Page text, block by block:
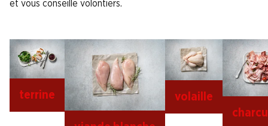
et vous conseille volontiers.
terrine
volaille